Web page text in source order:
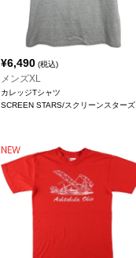
¥6,490 (税込)
メンズXL
カレッジTシャツ
SCREEN STARS/スクリーンスターズ